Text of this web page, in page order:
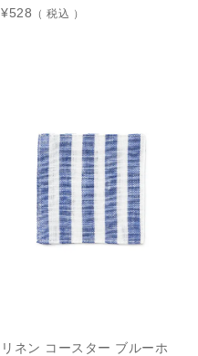
¥528 税込
リネン コースター ブルーホ